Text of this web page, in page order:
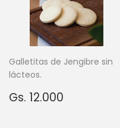
Galletitas de Jengibre sin
lácteos.
Precio
Gs. 12.000